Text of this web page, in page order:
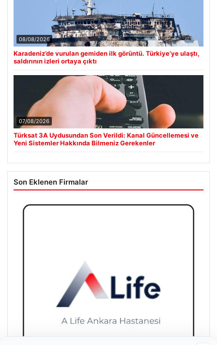
08/08/2026
Karadeniz’de vurulan gemiden ilk görüntü. Türkiye’ye ulaştı,
saldırının izleri ortaya çıktı
07/08/2026
Türksat 3A Uydusundan Son Verildi: Kanal Güncellemesi ve
Yeni Sistemler Hakkında Bilmeniz Gerekenler
Son Eklenen Firmalar